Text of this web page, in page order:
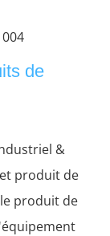
de
&
produit de
produit de